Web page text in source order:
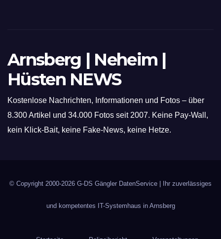
Arnsberg | Neheim |
Hüsten NEWS
Kostenlose Nachrichten, Informationen und Fotos – über
8.300 Artikel und 34.000 Fotos seit 2007. Keine Pay-Wall,
kein Klick-Bait, keine Fake-News, keine Hetze.
© Copyright 2000-2026 G-DS Gängler DatenService | Ihr zuverlässiges
und kompetentes IT-Systemhaus in Arnsberg